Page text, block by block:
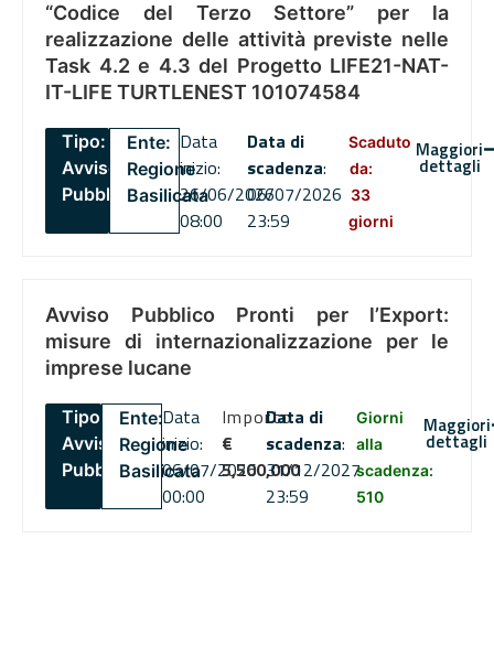
“Codice del Terzo Settore” per la
realizzazione delle attività previste nelle
Task 4.2 e 4.3 del Progetto LIFE21-NAT-
IT-LIFE TURTLENEST 101074584
Tipo:
Avviso
Pubblico
Ente:
Regione
Basilicata
Data
inizio:
26/06/2026
08:00
Data di
scadenza:
06/07/2026
23:59
Scaduto
da:
33
giorni
Maggiori
dettagli
Avviso Pubblico Pronti per l’Export:
misure di internazionalizzazione per le
imprese lucane
Tipo:
Avviso
Pubblico
Ente:
Regione
Basilicata
Data
inizio:
06/07/2026
00:00
Importo
€
5,500,000
Data di
scadenza:
31/12/2027
23:59
Giorni
alla
scadenza:
510
Maggiori
dettagli